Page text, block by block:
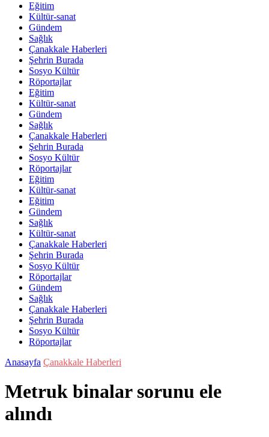
Eğitim
Kültür-sanat
Gündem
Sağlık
Çanakkale Haberleri
Şehrin Burada
Sosyo Kültür
Röportajlar
Eğitim
Kültür-sanat
Gündem
Sağlık
Çanakkale Haberleri
Şehrin Burada
Sosyo Kültür
Röportajlar
Eğitim
Kültür-sanat
Eğitim
Gündem
Sağlık
Kültür-sanat
Çanakkale Haberleri
Şehrin Burada
Sosyo Kültür
Röportajlar
Gündem
Sağlık
Çanakkale Haberleri
Şehrin Burada
Sosyo Kültür
Röportajlar
Anasayfa Çanakkale Haberleri
Metruk binalar sorunu ele
alındı